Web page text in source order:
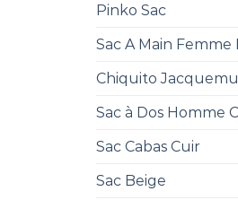
Pinko Sac
Sac A Main Femme
Chiquito
Sac à Dos Homme
Sac Cabas Cuir
Sac Beige